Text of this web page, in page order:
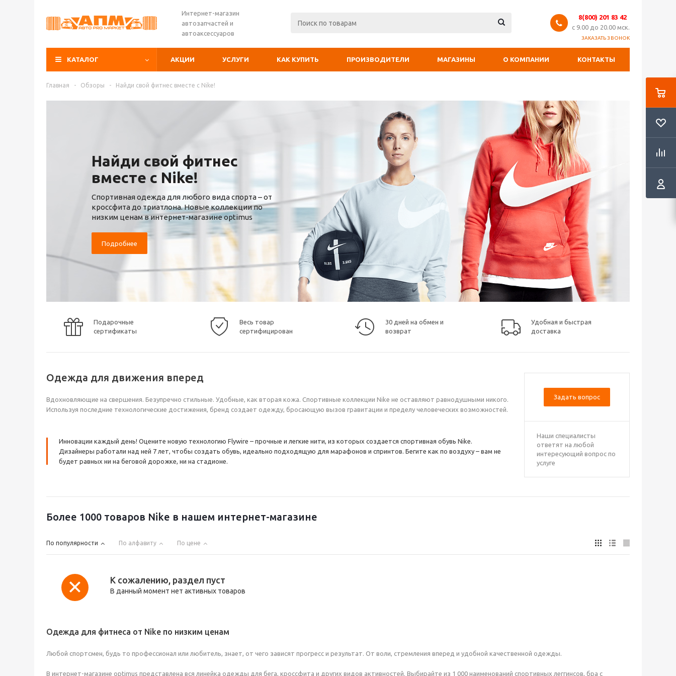
Интернет-магазин
автозапчастей и
автоаксессуаров
8(800) 201 83 42
с 9.00 до 20.00 мск.
ЗАКАЗАТЬ ЗВОНОК
КАТАЛОГ АКЦИИ УСЛУГИ КАК КУПИТЬ ПРОИЗВОДИТЕЛИ МАГАЗИНЫ О КОМПАНИИ КОНТАКТЫ
Главная - Обзоры - Найди свой фитнес вместе с Nike!
Найди свой фитнес
вместе с Nike!
Спортивная одежда для любого вида спорта – от
кроссфита до триатлона. Новые коллекции по
низким ценам в интернет-магазине optimus
Подробнее
Подарочные
сертификаты
Весь товар
сертифицирован
30 дней на обмен и
возврат
Удобная и быстрая
доставка
Задать вопрос
Наши специалисты
ответят на любой
интересующий вопрос по
услуге
Одежда для движения вперед
Вдохновляющие на свершения. Безупречно стильные. Удобные, как вторая кожа. Спортивные коллекции Nike не оставляют равнодушными никого.
Используя последние технологические достижения, бренд создает одежду, бросающую вызов гравитации и пределу человеческих возможностей.
Инновации каждый день! Оцените новую технологию Flywire – прочные и легкие нити, из которых создается спортивная обувь Nike.
Дизайнеры работали над ней 7 лет, чтобы создать обувь, идеально подходящую для марафонов и спринтов. Бегите как по воздуху – вам не
будет равных ни на беговой дорожке, ни на стадионе.
Более 1000 товаров Nike в нашем интернет-магазине
По популярности По алфавиту По цене
К сожалению, раздел пуст
В данный момент нет активных товаров
Одежда для фитнеса от Nike по низким ценам
Любой спортсмен, будь то профессионал или любитель, знает, от чего зависят прогресс и результат. От воли, стремления вперед и удобной качественной одежды.
В интернет-магазине optimus представлена вся линейка одежды для бега, кроссфита и других видов активностей. Выбирайте из 1 000 наименований спортивных леггинсов, бра с